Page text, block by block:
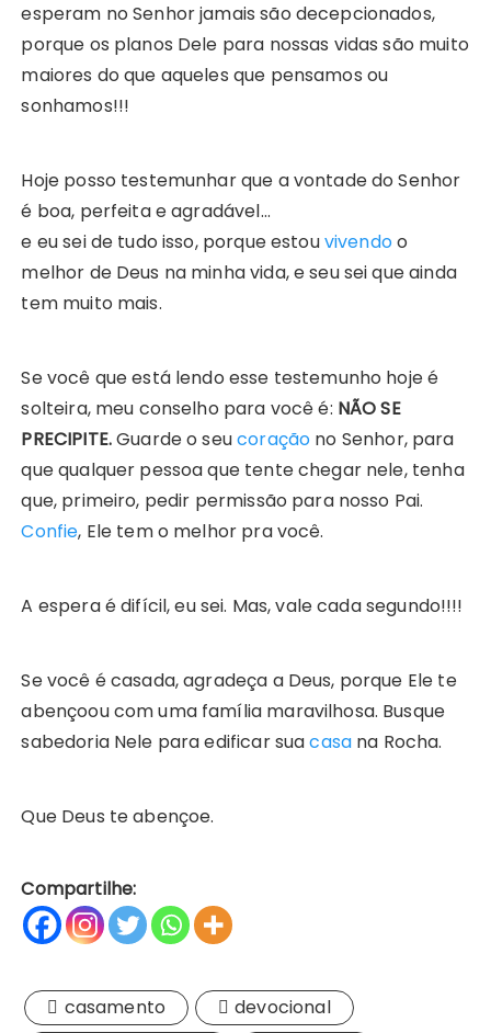
esperam no Senhor jamais são decepcionados,
porque os planos Dele para nossas vidas são muito
maiores do que aqueles que pensamos ou
sonhamos!!!
Hoje posso testemunhar que a vontade do Senhor
é boa, perfeita e agradável…
e eu sei de tudo isso, porque estouvivendoo
melhor de Deus na minha vida, e seu sei que ainda
tem muito mais.
Se você que está lendo esse testemunho hoje é
solteira, meu conselho para você é: NÃO SE
PRECIPITE.Guarde o seucoração no Senhor, para
que qualquer pessoa que tente chegar nele, tenha
que, primeiro, pedir permissão para nosso Pai.
Confie, Ele tem o melhor pra você.
A espera é difícil, eu sei. Mas, vale cada segundo!!!!
Se você é casada, agradeça a Deus, porque Ele te
abençoou com uma família maravilhosa. Busque
sabedoria Nele para edificar suacasa na Rocha.
Que Deus te abençoe.
Compartilhe:
casamento devocional